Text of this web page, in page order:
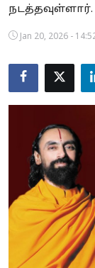
Spirituality
Politics
நடத்தவுள்ளார்.
Jan 20, 2026 -